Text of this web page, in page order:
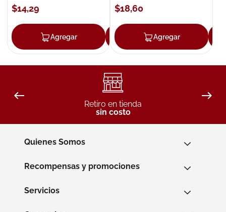
$14,29
Agregar Agregar
$18,60
Agregar
Retiro en tienda
sin costo
Quienes Somos
Recompensas y promociones
Servicios